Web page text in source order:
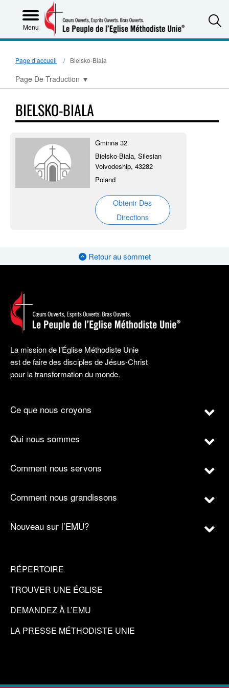
Menu
Page d’accueil Bielsko-Biala
Page De Traduction ▼
BIELSKO-BIALA
Gminna 32
Bielsko-Biala, Silesian
Voivodeship, 43282
Poland
Obtenir Des
Directions
Retour au sommet
La mission de l’Église Méthodiste Unie
est de faire des disciples de Jésus-Christ
pour la transformation du monde.
Ce que nous croyons
Qui nous sommes
Comment nous servons
Comment nous grandissons
Nouveau sur l’EMU?
RÉPERTOIRE
TROUVER UNE ÉGLISE
DEMANDEZ À L’EMU
LA PRESSE MÉTHODISTE UNIE